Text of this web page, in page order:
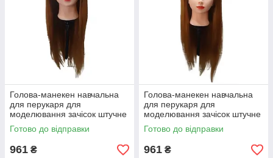
Голова-манекен навчальна
для перукаря для
моделювання зачісок штучне
волосся
Готово до відправки
961 ₴
Голова-манекен навчальна
для перукаря для
моделювання зачісок штучне
волосся
Готово до відправки
961 ₴